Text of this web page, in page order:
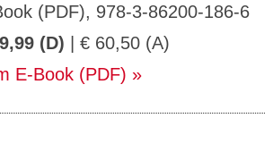
(PDF), 978-3-86200-186-6
(D) | € 60,50 (A)
E-Book (PDF)